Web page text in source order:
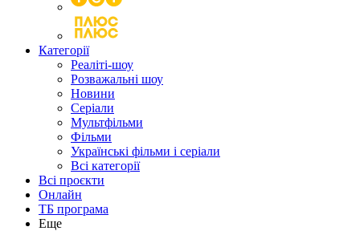
Категорії
Реаліті-шоу
Розважальні шоу
Новини
Серіали
Мультфільми
Фільми
Українські фільми і серіали
Всі категорії
Всі проєкти
Онлайн
ТБ програма
Еще